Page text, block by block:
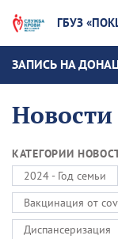
ГБУЗ
ЗАПИСЬ НА
Новости
КАТЕГОРИИ
2024 - Год семьи
Вакцинация от
Диспансеризация